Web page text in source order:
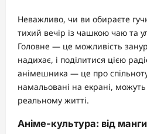
Неважливо, чи ви обираєте
тихий вечір із чашкою чаю та
Головне — це можливість
надихає, і поділитися цією
анімешника — це про
намальовані на екрані,
реальному житті.
Аніме-культура: від